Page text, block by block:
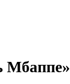
Мбаппе»